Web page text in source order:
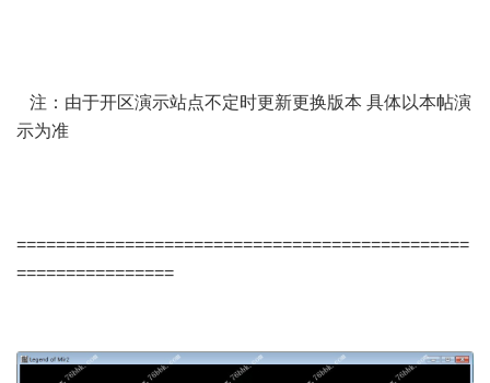
注：由于开区演示站点不定时更新更换版本 具体以本帖演
示为准
==============================================
================